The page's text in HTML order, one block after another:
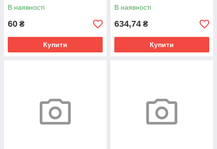
В наявності
60 ₴
Купити
В наявності
634,74 ₴
Купити